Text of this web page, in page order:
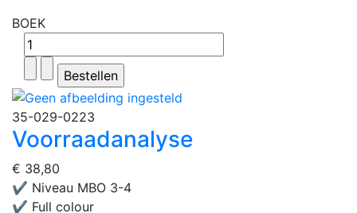
BOEK
35-029-0223
Voorraadanalyse
€ 38,80
✔ Niveau MBO 3-4
✔ Full colour